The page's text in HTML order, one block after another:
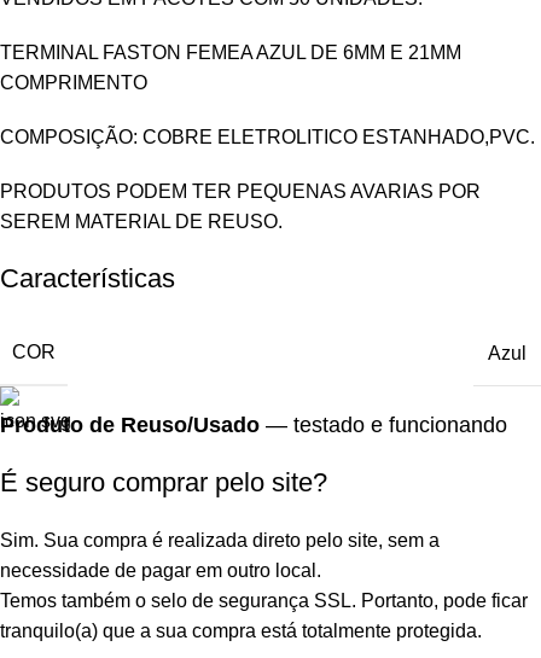
TERMINAL FASTON FEMEA AZUL DE 6MM E 21MM
COMPRIMENTO
COMPOSIÇÃO: COBRE ELETROLITICO ESTANHADO,PVC.
PRODUTOS PODEM TER PEQUENAS AVARIAS POR
SEREM MATERIAL DE REUSO.
Características
COR Azul
Produto de Reuso/Usado — testado e funcionando
É seguro comprar pelo site?
Sim. Sua compra é realizada direto pelo site, sem a
necessidade de pagar em outro local.
Temos também o selo de segurança SSL. Portanto, pode ficar
tranquilo(a) que a sua compra está totalmente protegida.